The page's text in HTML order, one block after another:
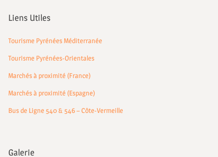
Liens Utiles
Tourisme Pyrénées Méditerranée
Tourisme Pyrénées-Orientales
Marchés à proximité (France)
Marchés à proximité (Espagne)
Bus de Ligne 540 & 546 – Côte-Vermeille
Galerie